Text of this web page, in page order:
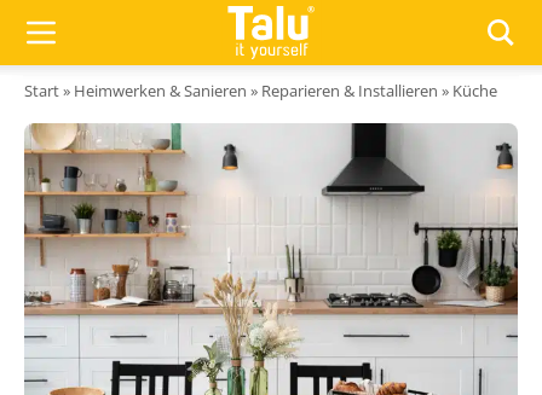
Start» Heimwerken & Sanieren » Reparieren & Installieren » Küche